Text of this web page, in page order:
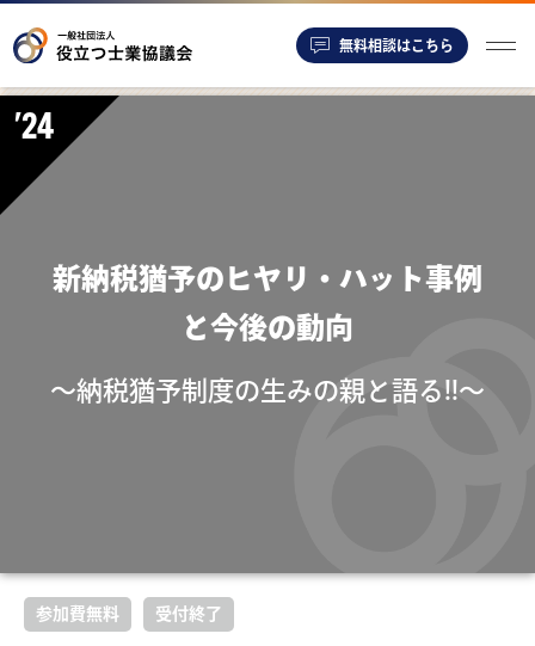
無料相談はこちら
'24
新納税猶予のヒヤリ・ハット事例
と今後の動向
～納税猶予制度の生みの親と語る!!～
参加費無料 受付終了